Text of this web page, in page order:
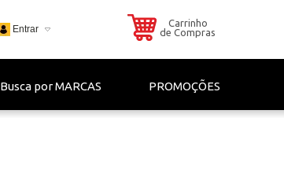
Entrar
Carrinho
de Compras
Busca por MARCAS PROMOÇÕES